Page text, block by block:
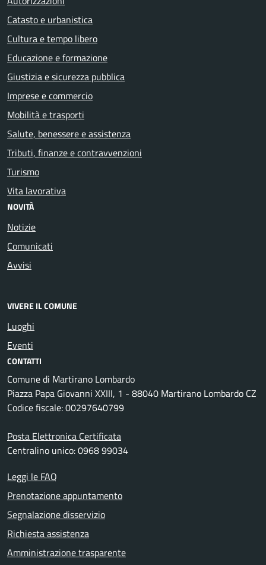
Catasto e urbanistica
Cultura e tempo libero
Educazione e formazione
Giustizia e sicurezza pubblica
Imprese e commercio
Mobilità e trasporti
Salute, benessere e assistenza
Tributi, finanze e contravvenzioni
Turismo
Vita lavorativa
NOVITÀ
Notizie
Comunicati
Avvisi
VIVERE IL COMUNE
Luoghi
Eventi
CONTATTI
Comune di Martirano Lombardo
Piazza Papa Giovanni XXIII, 1 - 88040 Martirano Lombardo CZ
Codice fiscale: 00297640799
Posta Elettronica Certificata
Centralino unico: 0968 99034
Leggi le FAQ
Prenotazione appuntamento
Segnalazione disservizio
Richiesta assistenza
Amministrazione trasparente